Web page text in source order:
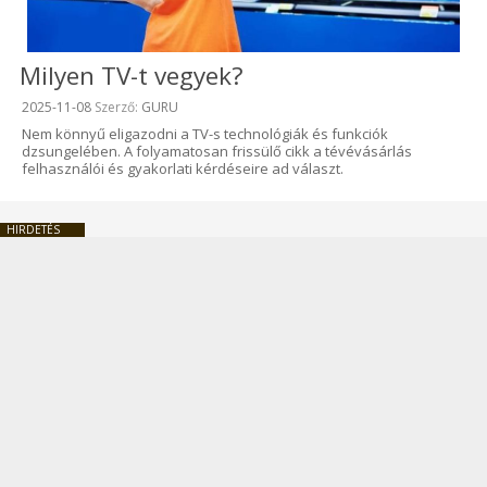
Milyen TV-t vegyek?
Beküldve:
2025-11-08 Szerző: GURU
Nem könnyű eligazodni a TV-s technológiák és funkciók
dzsungelében. A folyamatosan frissülő cikk a tévévásárlás
felhasználói és gyakorlati kérdéseire ad választ.
HIRDETÉS